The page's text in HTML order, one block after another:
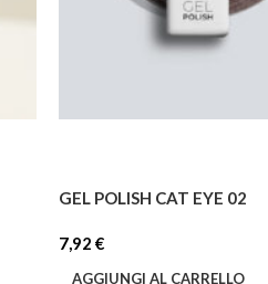
GEL POLISH CAT EYE 02
7,92 €
AGGIUNGI AL CARRELLO